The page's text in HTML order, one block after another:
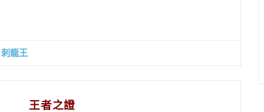
刺龍王
王者之證